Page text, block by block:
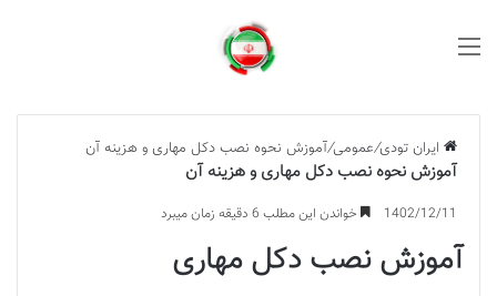
ایران تودی/عمومی/آموزش نحوه نصب دکل مهاری و هزینه آن
آموزش نحوه نصب دکل مهاری و هزینه آن
1402/12/11 خواندن این مطلب 6 دقیقه زمان میبرد
آموزش نصب دکل مهاری